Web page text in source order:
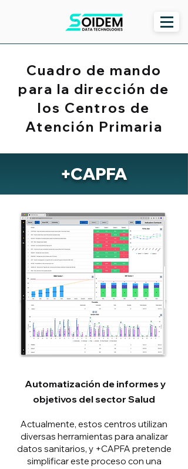
Cuadro de mando
para la dirección de
los Centros de
Atención Primaria
+CAPFA
Automatización de informes y
objetivos del sector Salud
Actualmente, estos centros utilizan
diversas herramientas para analizar
datos sanitarios, y +CAPFA pretende
simplificar este proceso con una